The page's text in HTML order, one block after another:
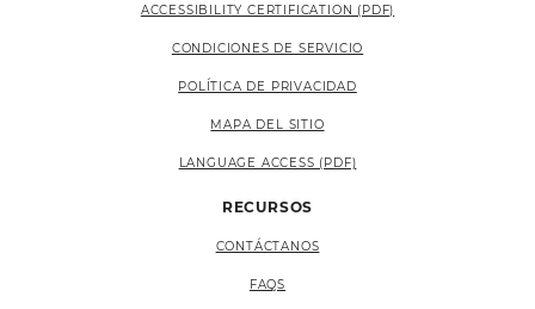
ACCESSIBILITY CERTIFICATION (PDF)
CONDICIONES DE SERVICIO
POLÍTICA DE PRIVACIDAD
MAPA DEL SITIO
LANGUAGE ACCESS (PDF)
RECURSOS
CONTÁCTANOS
FAQS